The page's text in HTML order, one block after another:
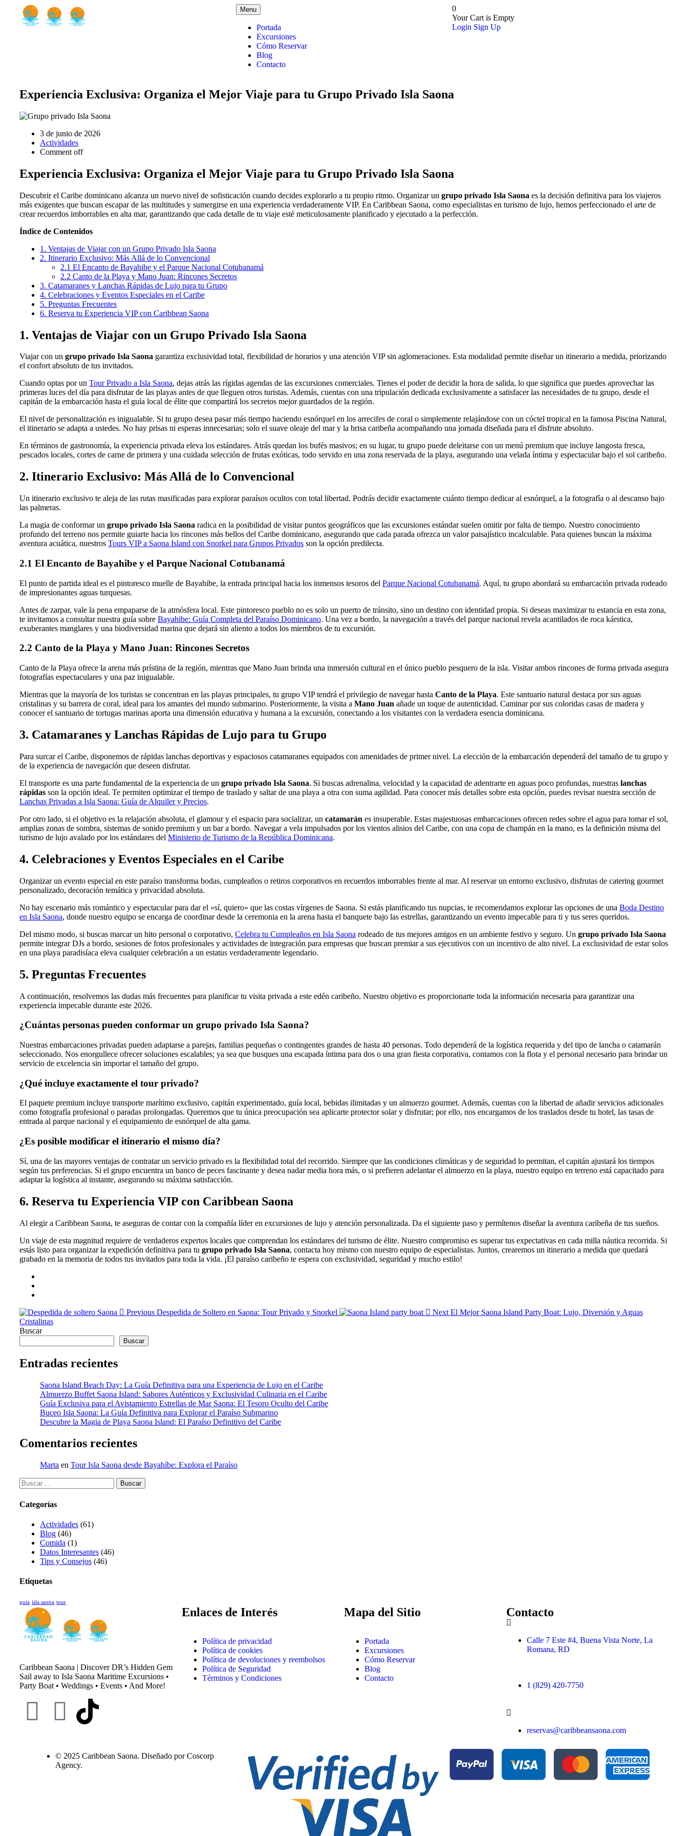
Menu
Portada
Excursiones
Cómo Reservar
Blog
Contacto
0
Your Cart is Empty
Login Sign Up
Experiencia Exclusiva: Organiza el Mejor Viaje para tu Grupo Privado Isla Saona
3 de junio de 2026
Actividades
Comment off
Experiencia Exclusiva: Organiza el Mejor Viaje para tu Grupo Privado Isla Saona
Descubrir el Caribe dominicano alcanza un nuevo nivel de sofisticación cuando decides explorarlo a tu propio ritmo. Organizar un grupo privado Isla Saona es la decisión definitiva para los viajeros
más exigentes que buscan escapar de las multitudes y sumergirse en una experiencia verdaderamente VIP. En Caribbean Saona, como especialistas en turismo de lujo, hemos perfeccionado el arte de
crear recuerdos imborrables en alta mar, garantizando que cada detalle de tu viaje esté meticulosamente planificado y ejecutado a la perfección.
Índice de Contenidos
1. Ventajas de Viajar con un Grupo Privado Isla Saona
2. Itinerario Exclusivo: Más Allá de lo Convencional
2.1 El Encanto de Bayahibe y el Parque Nacional Cotubanamá
2.2 Canto de la Playa y Mano Juan: Rincones Secretos
3. Catamaranes y Lanchas Rápidas de Lujo para tu Grupo
4. Celebraciones y Eventos Especiales en el Caribe
5. Preguntas Frecuentes
6. Reserva tu Experiencia VIP con Caribbean Saona
1. Ventajas de Viajar con un Grupo Privado Isla Saona
Viajar con un grupo privado Isla Saona garantiza exclusividad total, flexibilidad de horarios y una atención VIP sin aglomeraciones. Esta modalidad permite diseñar un itinerario a medida, priorizando
el confort absoluto de tus invitados.
Cuando optas por un Tour Privado a Isla Saona, dejas atrás las rígidas agendas de las excursiones comerciales. Tienes el poder de decidir la hora de salida, lo que significa que puedes aprovechar las
primeras luces del día para disfrutar de las playas antes de que lleguen otros turistas. Además, cuentas con una tripulación dedicada exclusivamente a satisfacer las necesidades de tu grupo, desde el
capitán de la embarcación hasta el guía local de élite que compartirá los secretos mejor guardados de la región.
El nivel de personalización es inigualable. Si tu grupo desea pasar más tiempo haciendo esnórquel en los arrecifes de coral o simplemente relajándose con un cóctel tropical en la famosa Piscina Natural,
el itinerario se adapta a ustedes. No hay prisas ni esperas innecesarias; solo el suave oleaje del mar y la brisa caribeña acompañando una jornada diseñada para el disfrute absoluto.
En términos de gastronomía, la experiencia privada eleva los estándares. Atrás quedan los bufés masivos; en su lugar, tu grupo puede deleitarse con un menú premium que incluye langosta fresca,
pescados locales, cortes de carne de primera y una cuidada selección de frutas exóticas, todo servido en una zona reservada de la playa, asegurando una velada íntima y espectacular bajo el sol caribeño.
2. Itinerario Exclusivo: Más Allá de lo Convencional
Un itinerario exclusivo te aleja de las rutas masificadas para explorar paraísos ocultos con total libertad. Podrás decidir exactamente cuánto tiempo dedicar al esnórquel, a la fotografía o al descanso bajo
las palmeras.
La magia de conformar un grupo privado Isla Saona radica en la posibilidad de visitar puntos geográficos que las excursiones estándar suelen omitir por falta de tiempo. Nuestro conocimiento
profundo del terreno nos permite guiarte hacia los rincones más bellos del Caribe dominicano, asegurando que cada parada ofrezca un valor paisajístico incalculable. Para quienes buscan la máxima
aventura acuática, nuestros Tours VIP a Saona Island con Snorkel para Grupos Privados son la opción predilecta.
2.1 El Encanto de Bayahibe y el Parque Nacional Cotubanamá
El punto de partida ideal es el pintoresco muelle de Bayahibe, la entrada principal hacia los inmensos tesoros del Parque Nacional Cotubanamá. Aquí, tu grupo abordará su embarcación privada rodeado
de impresionantes aguas turquesas.
Antes de zarpar, vale la pena empaparse de la atmósfera local. Este pintoresco pueblo no es solo un puerto de tránsito, sino un destino con identidad propia. Si deseas maximizar tu estancia en esta zona,
te invitamos a consultar nuestra guía sobre Bayahibe: Guía Completa del Paraíso Dominicano. Una vez a bordo, la navegación a través del parque nacional revela acantilados de roca kárstica,
exuberantes manglares y una biodiversidad marina que dejará sin aliento a todos los miembros de tu excursión.
2.2 Canto de la Playa y Mano Juan: Rincones Secretos
Canto de la Playa ofrece la arena más prístina de la región, mientras que Mano Juan brinda una inmersión cultural en el único pueblo pesquero de la isla. Visitar ambos rincones de forma privada asegura
fotografías espectaculares y una paz inigualable.
Mientras que la mayoría de los turistas se concentran en las playas principales, tu grupo VIP tendrá el privilegio de navegar hasta Canto de la Playa. Este santuario natural destaca por sus aguas
cristalinas y su barrera de coral, ideal para los amantes del mundo submarino. Posteriormente, la visita a Mano Juan añade un toque de autenticidad. Caminar por sus coloridas casas de madera y
conocer el santuario de tortugas marinas aporta una dimensión educativa y humana a la excursión, conectando a los visitantes con la verdadera esencia dominicana.
3. Catamaranes y Lanchas Rápidas de Lujo para tu Grupo
Para surcar el Caribe, disponemos de rápidas lanchas deportivas y espaciosos catamaranes equipados con amenidades de primer nivel. La elección de la embarcación dependerá del tamaño de tu grupo y
de la experiencia de navegación que deseen disfrutar.
El transporte es una parte fundamental de la experiencia de un grupo privado Isla Saona. Si buscas adrenalina, velocidad y la capacidad de adentrarte en aguas poco profundas, nuestras lanchas
rápidas son la opción ideal. Te permiten optimizar el tiempo de traslado y saltar de una playa a otra con suma agilidad. Para conocer más detalles sobre esta opción, puedes revisar nuestra sección de
Lanchas Privadas a Isla Saona: Guía de Alquiler y Precios.
Por otro lado, si el objetivo es la relajación absoluta, el glamour y el espacio para socializar, un catamarán es insuperable. Estas majestuosas embarcaciones ofrecen redes sobre el agua para tomar el sol,
amplias zonas de sombra, sistemas de sonido premium y un bar a bordo. Navegar a vela impulsados por los vientos alisios del Caribe, con una copa de champán en la mano, es la definición misma del
turismo de lujo avalado por los estándares del Ministerio de Turismo de la República Dominicana.
4. Celebraciones y Eventos Especiales en el Caribe
Organizar un evento especial en este paraíso transforma bodas, cumpleaños o retiros corporativos en recuerdos imborrables frente al mar. Al reservar un entorno exclusivo, disfrutas de catering gourmet
personalizado, decoración temática y privacidad absoluta.
No hay escenario más romántico y espectacular para dar el «sí, quiero» que las costas vírgenes de Saona. Si estás planificando tus nupcias, te recomendamos explorar las opciones de una Boda Destino
en Isla Saona, donde nuestro equipo se encarga de coordinar desde la ceremonia en la arena hasta el banquete bajo las estrellas, garantizando un evento impecable para ti y tus seres queridos.
Del mismo modo, si buscas marcar un hito personal o corporativo, Celebra tu Cumpleaños en Isla Saona rodeado de tus mejores amigos en un ambiente festivo y seguro. Un grupo privado Isla Saona
permite integrar DJs a bordo, sesiones de fotos profesionales y actividades de integración para empresas que buscan premiar a sus ejecutivos con un incentivo de alto nivel. La exclusividad de estar solos
en una playa paradisíaca eleva cualquier celebración a un estatus verdaderamente legendario.
5. Preguntas Frecuentes
A continuación, resolvemos las dudas más frecuentes para planificar tu visita privada a este edén caribeño. Nuestro objetivo es proporcionarte toda la información necesaria para garantizar una
experiencia impecable durante este 2026.
¿Cuántas personas pueden conformar un grupo privado Isla Saona?
Nuestras embarcaciones privadas pueden adaptarse a parejas, familias pequeñas o contingentes grandes de hasta 40 personas. Todo dependerá de la logística requerida y del tipo de lancha o catamarán
seleccionado. Nos enorgullece ofrecer soluciones escalables; ya sea que busques una escapada íntima para dos o una gran fiesta corporativa, contamos con la flota y el personal necesario para brindar un
servicio de excelencia sin importar el tamaño del grupo.
¿Qué incluye exactamente el tour privado?
El paquete premium incluye transporte marítimo exclusivo, capitán experimentado, guía local, bebidas ilimitadas y un almuerzo gourmet. Además, cuentas con la libertad de añadir servicios adicionales
como fotografía profesional o paradas prolongadas. Queremos que tu única preocupación sea aplicarte protector solar y disfrutar; por ello, nos encargamos de los traslados desde tu hotel, las tasas de
entrada al parque nacional y el equipamiento de esnórquel de alta gama.
¿Es posible modificar el itinerario el mismo día?
Sí, una de las mayores ventajas de contratar un servicio privado es la flexibilidad total del recorrido. Siempre que las condiciones climáticas y de seguridad lo permitan, el capitán ajustará los tiempos
según tus preferencias. Si el grupo encuentra un banco de peces fascinante y desea nadar media hora más, o si prefieren adelantar el almuerzo en la playa, nuestro equipo en terreno está capacitado para
adaptar la logística al instante, asegurando su máxima satisfacción.
6. Reserva tu Experiencia VIP con Caribbean Saona
Al elegir a Caribbean Saona, te aseguras de contar con la compañía líder en excursiones de lujo y atención personalizada. Da el siguiente paso y permítenos diseñar la aventura caribeña de tus sueños.
Un viaje de esta magnitud requiere de verdaderos expertos locales que comprendan los estándares del turismo de élite. Nuestro compromiso es superar tus expectativas en cada milla náutica recorrida. Si
estás listo para organizar la expedición definitiva para tu grupo privado Isla Saona, contacta hoy mismo con nuestro equipo de especialistas. Juntos, crearemos un itinerario a medida que quedará
grabado en la memoria de todos tus invitados para toda la vida. ¡El paraíso caribeño te espera con exclusividad, seguridad y mucho estilo!
Previous Despedida de Soltero en Saona: Tour Privado y Snorkel Next El Mejor Saona Island Party Boat: Lujo, Diversión y Aguas
Cristalinas
Buscar
Buscar
Entradas recientes
Saona Island Beach Day: La Guía Definitiva para una Experiencia de Lujo en el Caribe
Almuerzo Buffet Saona Island: Sabores Auténticos y Exclusividad Culinaria en el Caribe
Guía Exclusiva para el Avistamiento Estrellas de Mar Saona: El Tesoro Oculto del Caribe
Buceo Isla Saona: La Guía Definitiva para Explorar el Paraíso Submarino
Descubre la Magia de Playa Saona Island: El Paraíso Definitivo del Caribe
Comentarios recientes
Marta en Tour Isla Saona desde Bayahíbe: Explora el Paraíso
Categorías
Actividades (61)
Blog (46)
Comida (1)
Datos Interesantes (46)
Tips y Consejos (46)
Etiquetas
guia isla saona tour
Caribbean Saona | Discover DR’s Hidden Gem
Sail away to Isla Saona Maritime Excursions •
Party Boat • Weddings • Events • And More!
Enlaces de Interés
Política de privacidad
Política de cookies
Política de devoluciones y reembolsos
Política de Seguridad
Términos y Condiciones
Mapa del Sitio
Portada
Excursiones
Cómo Reservar
Blog
Contacto
Contacto
Calle 7 Este #4, Buena Vista Norte, La
Romana, RD
1 (829) 420-7750
reservas@caribbeansaona.com
© 2025 Caribbean Saona. Diseñado por Coscorp
Agency.